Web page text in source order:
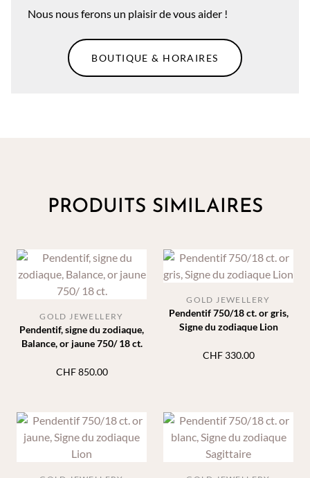
Nous nous ferons un plaisir de vous aider !
BOUTIQUE & HORAIRES
PRODUITS SIMILAIRES
Pendentif, signe du zodiaque,
Balance, or jaune 750/ 18 ct.
GOLD JEWELLERY
CHF850.00
Pendentif 750/18 ct. or gris,
Signe du zodiaque Lion
GOLD JEWELLERY
CHF330.00